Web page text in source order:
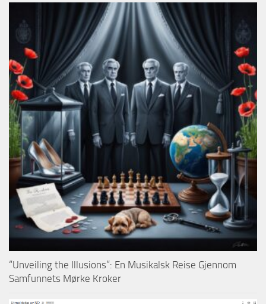
“Unveiling the Illusions”: En Musikalsk Reise Gjennom
Samfunnets Mørke Kroker